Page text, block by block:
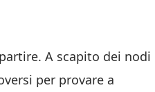
A scapito dei nodi
per provare a